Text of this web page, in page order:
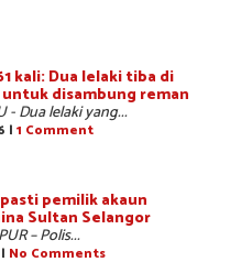
kali: Dua lelaki tiba di
disambung reman
- Dua lelaki yang...
| 1 Comment
pemilik akaun
Sultan Selangor
– Polis...
No Comments